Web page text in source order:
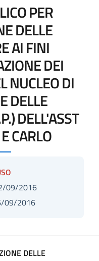
PER
DELLE
AI FINI
DEI
NUCLEO DI
DELLE
DELL'ASST
CARLO
09/2016
09/2016
DELLE